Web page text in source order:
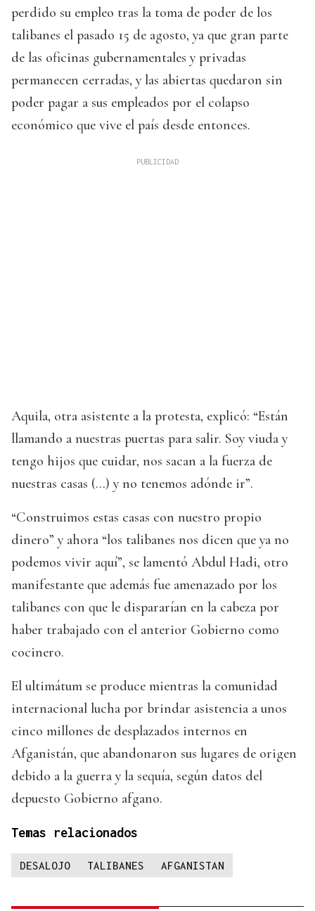
perdido su empleo tras la toma de poder de los
talibanes el pasado 15 de agosto, ya que gran parte
de las oficinas gubernamentales y privadas
permanecen cerradas, y las abiertas quedaron sin
poder pagar a sus empleados por el colapso
económico que vive el país desde entonces.
Aquila, otra asistente a la protesta, explicó: “Están
llamando a nuestras puertas para salir. Soy viuda y
tengo hijos que cuidar, nos sacan a la fuerza de
nuestras casas (...) y no tenemos adónde ir”.
“Construimos estas casas con nuestro propio
dinero” y ahora “los talibanes nos dicen que ya no
podemos vivir aquí”, se lamentó Abdul Hadi, otro
manifestante que además fue amenazado por los
talibanes con que le dispararían en la cabeza por
haber trabajado con el anterior Gobierno como
cocinero.
El ultimátum se produce mientras la comunidad
internacional lucha por brindar asistencia a unos
cinco millones de desplazados internos en
Afganistán, que abandonaron sus lugares de origen
debido a la guerra y la sequía, según datos del
depuesto Gobierno afgano.
Temas relacionados
DESALOJO TALIBANES AFGANISTAN